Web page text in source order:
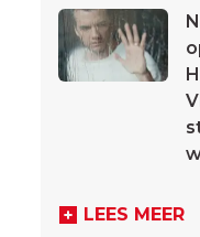
LEES MEER